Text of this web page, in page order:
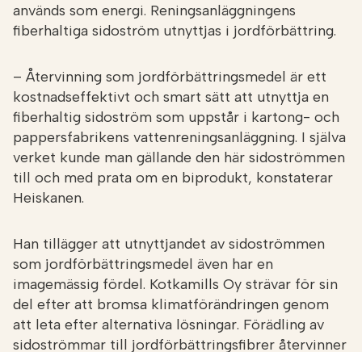
används som energi. Reningsanläggningens
fiberhaltiga sidoström utnyttjas i jordförbättring.
– Återvinning som jordförbättringsmedel är ett
kostnadseffektivt och smart sätt att utnyttja en
fiberhaltig sidoström som uppstår i kartong- och
pappersfabrikens vattenreningsanläggning. I själva
verket kunde man gällande den här sidoströmmen
till och med prata om en biprodukt, konstaterar
Heiskanen.
Han tillägger att utnyttjandet av sidoströmmen
som jordförbättringsmedel även har en
imagemässig fördel. Kotkamills Oy strävar för sin
del efter att bromsa klimatförändringen genom
att leta efter alternativa lösningar. Förädling av
sidoströmmar till jordförbättringsfibrer återvinner